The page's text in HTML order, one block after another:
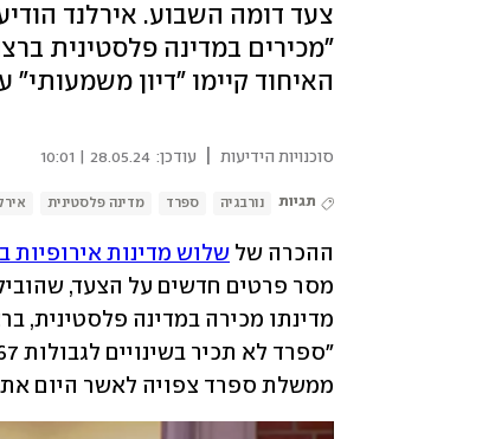
צעד דומה השבוע. אירלנד
"מכירים במדינה פלסטינית
האיחוד קיימו "דיון
סוכנויות הידיעות עודכן: 28.05.24 | 10:01
תגיות נורבגיה ספרד מדינה פלסטינית
ההכרה של שלוש מדינות אירופיות
ממשלת ספרד צפויה לאשר היום